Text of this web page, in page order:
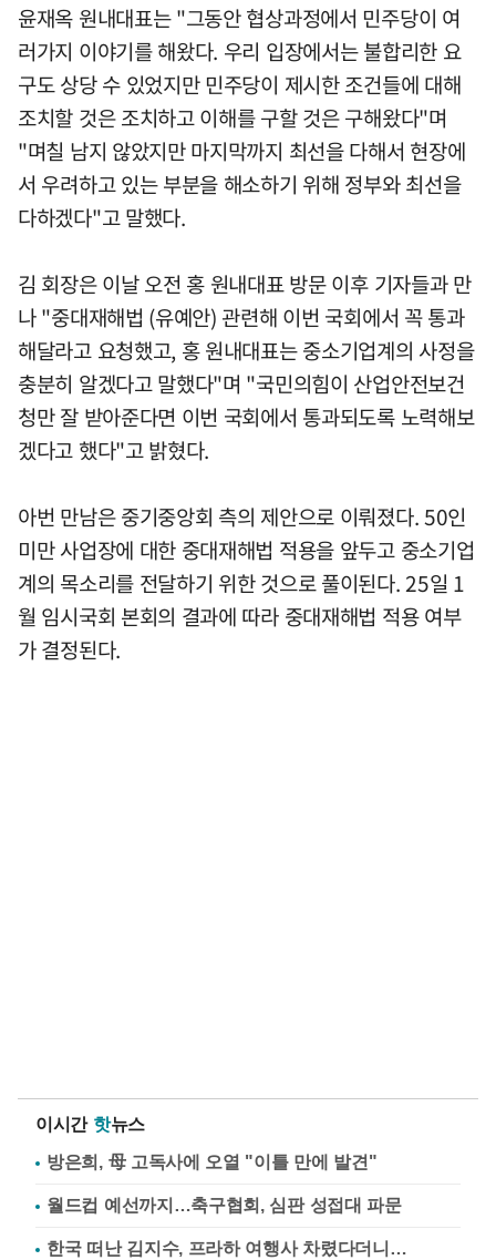
윤재옥 원내대표는 "그동안 협상과정에서 민주당이 여
러가지 이야기를 해왔다. 우리 입장에서는 불합리한 요
구도 상당 수 있었지만 민주당이 제시한 조건들에 대해
조치할 것은 조치하고 이해를 구할 것은 구해왔다"며
"며칠 남지 않았지만 마지막까지 최선을 다해서 현장에
서 우려하고 있는 부분을 해소하기 위해 정부와 최선을
다하겠다"고 말했다.
김 회장은 이날 오전 홍 원내대표 방문 이후 기자들과 만
나 "중대재해법 (유예안) 관련해 이번 국회에서 꼭 통과
해달라고 요청했고, 홍 원내대표는 중소기업계의 사정을
충분히 알겠다고 말했다"며 "국민의힘이 산업안전보건
청만 잘 받아준다면 이번 국회에서 통과되도록 노력해보
겠다고 했다"고 밝혔다.
아번 만남은 중기중앙회 측의 제안으로 이뤄졌다. 50인
미만 사업장에 대한 중대재해법 적용을 앞두고 중소기업
계의 목소리를 전달하기 위한 것으로 풀이된다. 25일 1
월 임시국회 본회의 결과에 따라 중대재해법 적용 여부
가 결정된다.
이시간 핫뉴스
방은희, 母 고독사에 오열 "이틀 만에 발견"
월드컵 예선까지…축구협회, 심판 성접대 파문
한국 떠난 김지수, 프라하 여행사 차렸다더니…